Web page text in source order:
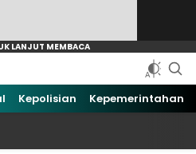
Kepolisian Kepemerintahan